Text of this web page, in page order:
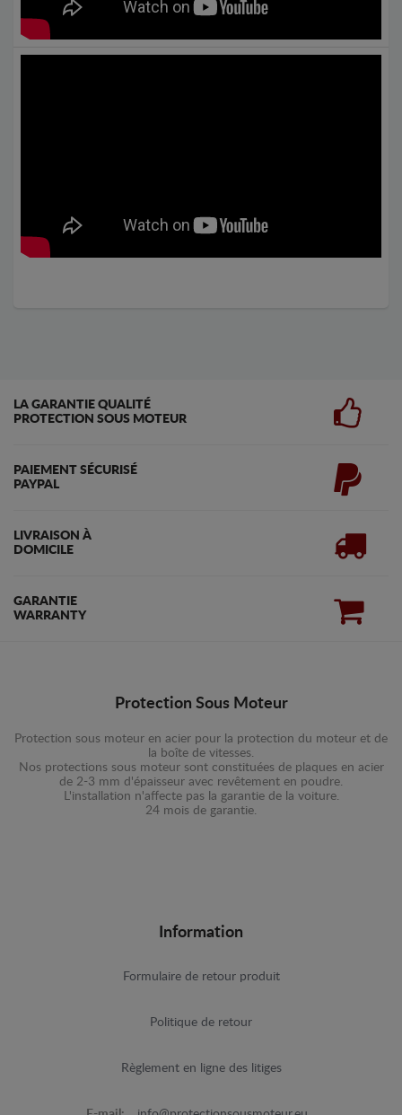
LA GARANTIE QUALITÉ
PROTECTION SOUS MOTEUR
PAIEMENT SÉCURISÉ
PAYPAL
LIVRAISON À
DOMICILE
GARANTIE
WARRANTY
Protection Sous Moteur
Protection sous moteur en acier pour la protection du moteur et de
la boîte de vitesses.
Nos protections sous moteur sont constituées de plaques en acier
de 2-3 mm d'épaisseur avec revêtement en poudre.
L'installation n'affecte pas la garantie de la voiture.
24 mois de garantie.
Information
Formulaire de retour produit
Politique de retour
Règlement en ligne des litiges